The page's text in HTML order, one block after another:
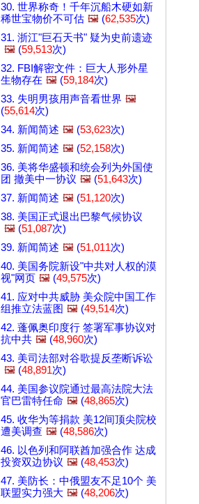
30. 世界称奇！千年沉船木硬如新
稀世宝物价不可估 🖼️ (62,535次)
31. 浙江"巨石天书" 疑为史前遗迹
🖼️ (59,513次)
32. FBI解密文件：巨大人形外星
生物存在 🖼️ (59,184次)
33. 失明男孩用声音看世界 🖼️
(55,614次)
34. 新闻简述 🖼️ (53,623次)
35. 新闻简述 🖼️ (52,158次)
36. 美将华盛顿和统会列为外国使
团 撤美中一协议 🖼️ (51,643次)
37. 新闻简述 🖼️ (51,120次)
38. 美国正式退出巴黎气候协议
🖼️ (51,087次)
39. 新闻简述 🖼️ (51,011次)
40. 美国务院新设"中共对人权的漠
视"网页 🖼️ (49,575次)
41. 应对中共威胁 美众院中国工作
组推立法蓝图 🖼️ (49,514次)
42. 蓬佩奥印度行 签署军事协议对
抗中共 🖼️ (48,960次)
43. 美司法部对谷歌提反垄断诉讼
🖼️ (48,891次)
44. 美国参议院通过最高法院大法
官巴雷特任命 🖼️ (48,865次)
45. 收华为等捐款 美12间顶尖院校
遭美调查 🖼️ (48,586次)
46. 以色列和阿联酋加强合作 达成
投资双边协议 🖼️ (48,453次)
47. 美防长：中俄盟友不足10个 美
联盟实力强大 🖼️ (48,206次)